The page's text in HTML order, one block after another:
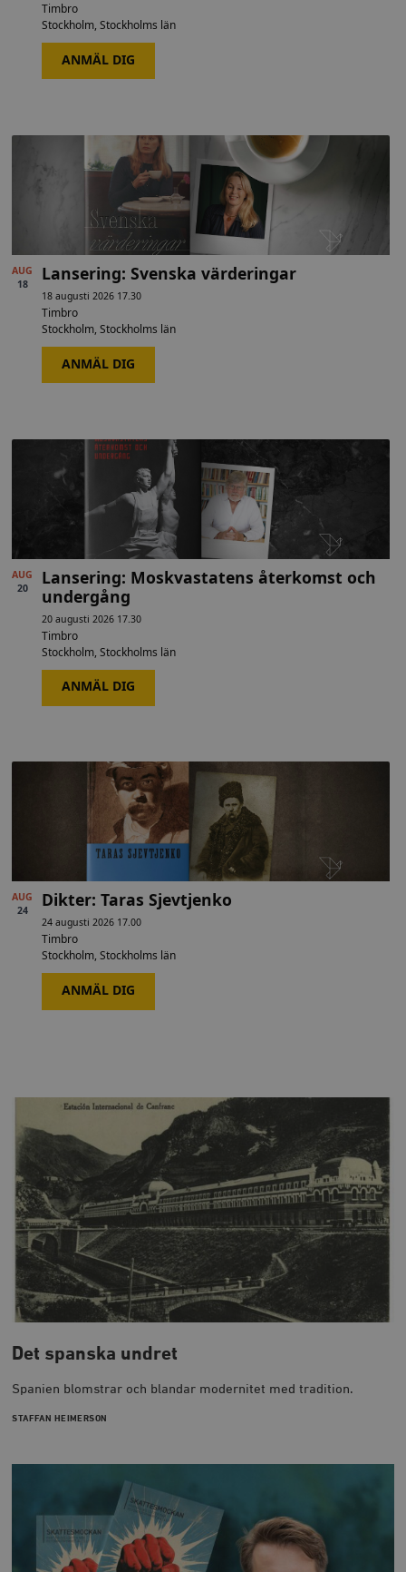
Timbro
Stockholm, Stockholms län
ANMÄL DIG
AUG
18
Lansering: Svenska värderingar
18 augusti 2026 17.30
Timbro
Stockholm, Stockholms län
ANMÄL DIG
AUG
20
Lansering: Moskvastatens återkomst och
undergång
20 augusti 2026 17.30
Timbro
Stockholm, Stockholms län
ANMÄL DIG
AUG
24
Dikter: Taras Sjevtjenko
24 augusti 2026 17.00
Timbro
Stockholm, Stockholms län
ANMÄL DIG
Det spanska undret
Spanien blomstrar och blandar modernitet med tradition.
STAFFAN HEIMERSON